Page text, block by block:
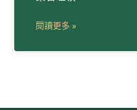
閱讀更多 »